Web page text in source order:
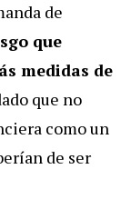
de
que
medidas de
que no
como un
de ser